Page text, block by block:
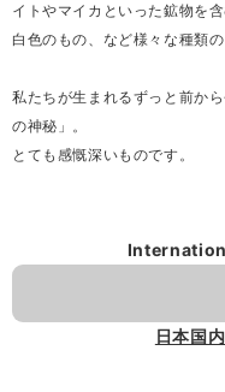
イトやマイカといった鉱物を
白色のもの、など様々な種類の
私たちが生まれるずっと前か
の神秘」。
とても感慨深いものです。
日本国